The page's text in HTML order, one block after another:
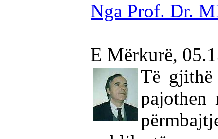
Nga Prof. Dr.
E Mërkurë,
Të
pajothen